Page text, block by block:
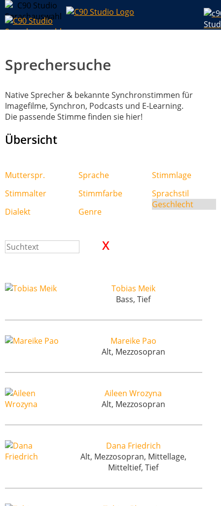
Sprechersuche
Native Sprecher & bekannte Synchronstimmen für
Imagefilme, Synchron, Podcasts und E-Learning.
Die passende Stimme finden sie hier!
Übersicht
Tobias Meik
Bass, Tief
Mareike Pao
Alt, Mezzosopran
Aileen Wrozyna
Alt, Mezzosopran
Dana Friedrich
Alt, Mezzosopran, Mittellage,
Mitteltief, Tief